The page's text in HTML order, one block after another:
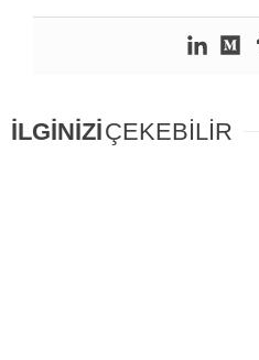
İLGİNİZİÇEKEBİLİR